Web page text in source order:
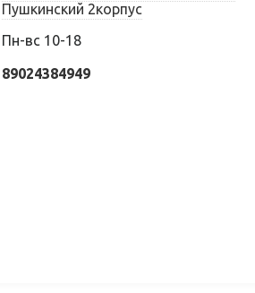
Пушкинский 2корпус
Пн-вс 10-18
89024384949